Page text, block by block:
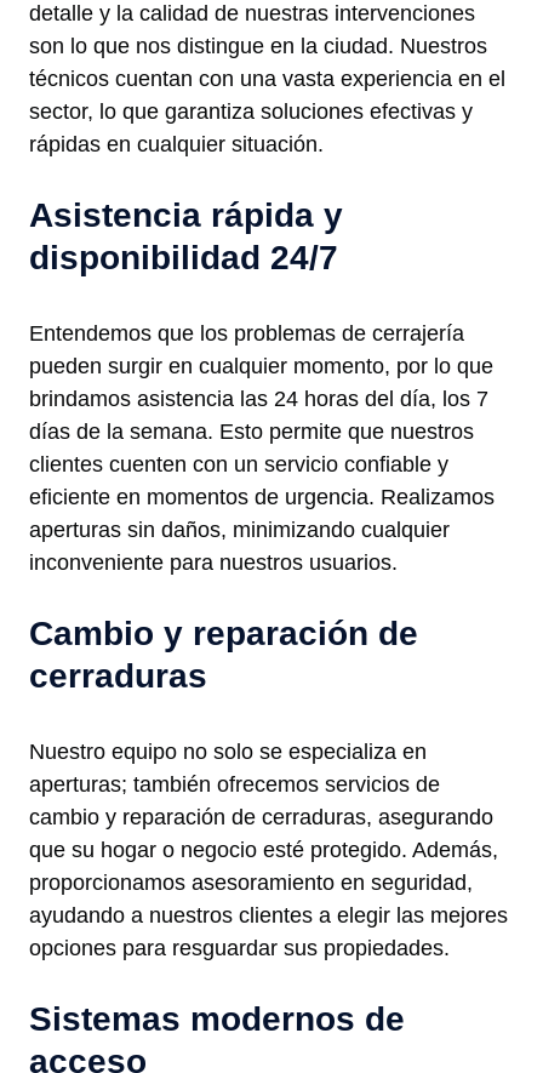
detalle y la calidad de nuestras intervenciones
son lo que nos distingue en la ciudad. Nuestros
técnicos cuentan con una vasta experiencia en el
sector, lo que garantiza soluciones efectivas y
rápidas en cualquier situación.
Asistencia rápida y
disponibilidad 24/7
Entendemos que los problemas de cerrajería
pueden surgir en cualquier momento, por lo que
brindamos asistencia las 24 horas del día, los 7
días de la semana. Esto permite que nuestros
clientes cuenten con un servicio confiable y
eficiente en momentos de urgencia. Realizamos
aperturas sin daños, minimizando cualquier
inconveniente para nuestros usuarios.
Cambio y reparación de
cerraduras
Nuestro equipo no solo se especializa en
aperturas; también ofrecemos servicios de
cambio y reparación de cerraduras, asegurando
que su hogar o negocio esté protegido. Además,
proporcionamos asesoramiento en seguridad,
ayudando a nuestros clientes a elegir las mejores
opciones para resguardar sus propiedades.
Sistemas modernos de
acceso